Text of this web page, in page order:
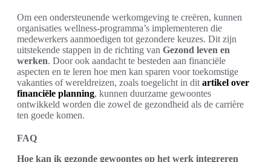
Om een ondersteunende werkomgeving te creëren, kunnen
organisaties wellness-programma’s implementeren die
medewerkers aanmoedigen tot gezondere keuzes. Dit zijn
uitstekende stappen in de richting van Gezond leven en
werken. Door ook aandacht te besteden aan financiële
aspecten en te leren hoe men kan sparen voor toekomstige
vakanties of wereldreizen, zoals toegelicht in dit artikel over
financiële planning, kunnen duurzame gewoontes
ontwikkeld worden die zowel de gezondheid als de carrière
ten goede komen.
FAQ
Hoe kan ik gezonde gewoontes op het werk integreren